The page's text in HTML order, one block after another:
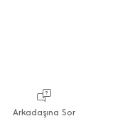
Arkadaşına Sor